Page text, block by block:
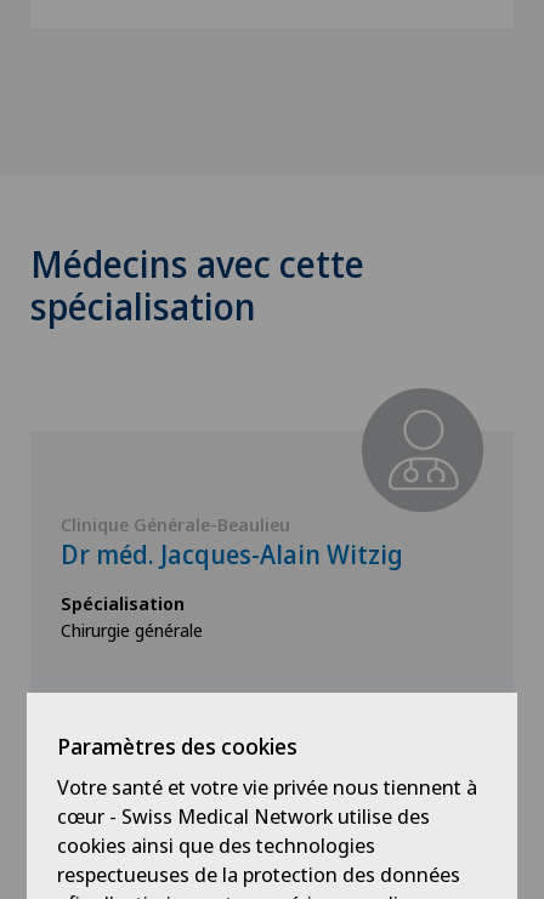
Médecins avec cette
spécialisation
Clinique Générale-Beaulieu
Dr méd. Jacques-Alain Witzig
Spécialisation
Chirurgie générale
Voir profil
Paramètres des cookies
Votre santé et votre vie privée nous tiennent à
cœur - Swiss Medical Network utilise des
cookies ainsi que des technologies
respectueuses de la protection des données